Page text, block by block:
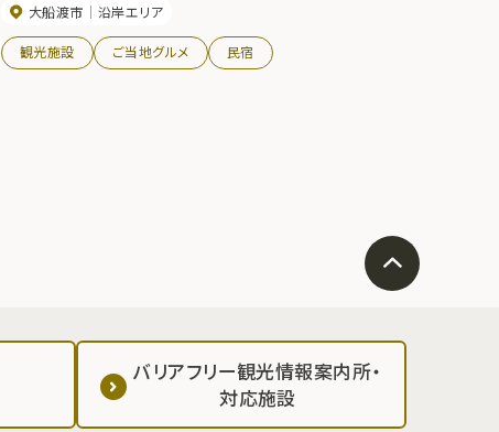
大船渡市 沿岸エリア
観光施設 ご当地グルメ 民宿
バリアフリー観光情報案内所・
対応施設